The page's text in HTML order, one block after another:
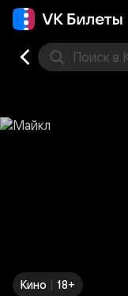
Поиск в
Кино | 18+